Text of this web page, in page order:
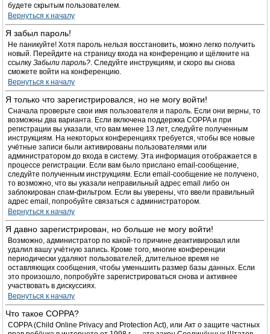
будете скрытым пользователем.
Вернуться к началу
Я забыл пароль!
Не паникуйте! Хотя пароль нельзя восстановить, можно легко получить
новый. Перейдите на страницу входа на конференцию и щёлкните на
ссылку Забыли пароль?. Следуйте инструкциям, и скоро вы снова
сможете войти на конференцию.
Вернуться к началу
Я только что зарегистрировался, но не могу войти!
Сначала проверьте свои имя пользователя и пароль. Если они верны, то
возможны два варианта. Если включена поддержка COPPA и при
регистрации вы указали, что вам менее 13 лет, следуйте полученным
инструкциям. На некоторых конференциях требуется, чтобы все новые
учётные записи были активированы пользователями или
администратором до входа в систему. Эта информация отображается в
процессе регистрации. Если вам было прислано email-сообщение,
следуйте полученным инструкциям. Если email-сообщение не получено,
то возможно, что вы указали неправильный адрес email либо он
заблокирован спам-фильтром. Если вы уверены, что ввели правильный
адрес email, попробуйте связаться с администратором.
Вернуться к началу
Я давно зарегистрирован, но больше не могу войти!
Возможно, администратор по какой-то причине деактивировал или
удалил вашу учётную запись. Кроме того, многие конференции
периодически удаляют пользователей, длительное время не
оставляющих сообщения, чтобы уменьшить размер базы данных. Если
это произошло, попробуйте зарегистрироваться снова и активнее
участвовать в дискуссиях.
Вернуться к началу
Что такое COPPA?
COPPA (Child Online Privacy and Protection Act), или Акт о защите частных